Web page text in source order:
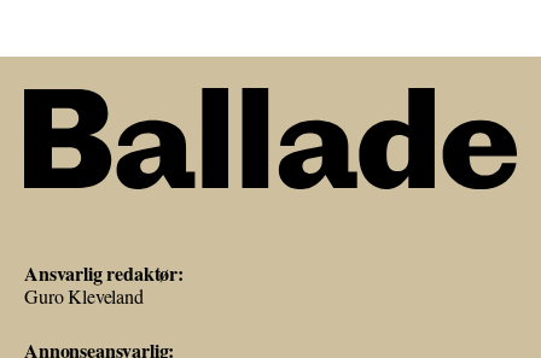
Ansvarlig redaktør:
Guro Kleveland
Annonseansvarlig: